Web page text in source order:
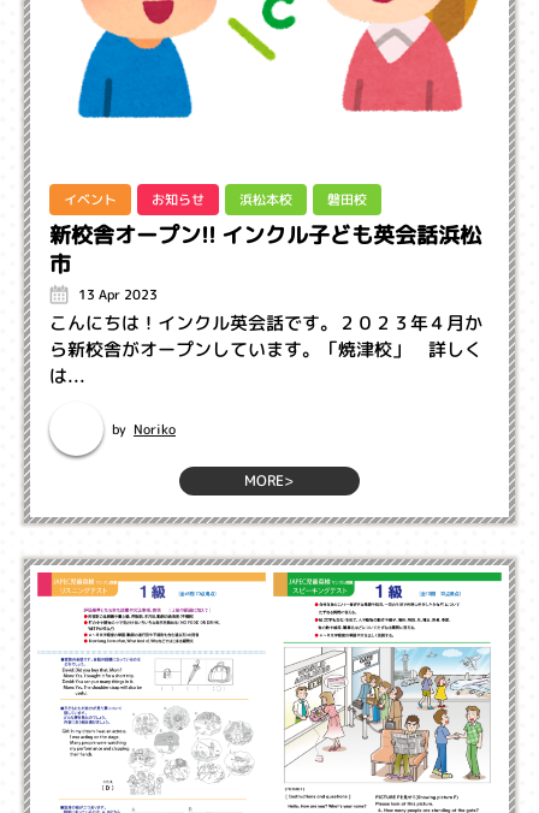
イベント お知らせ 浜松本校 磐田校
新校舎オープン!! インクル子ども英会話浜松
市
13 Apr 2023
こんにちは！インクル英会話です。２０２３年４月か
ら新校舎がオープンしています。「焼津校」 詳しく
は...
by Noriko
MORE>